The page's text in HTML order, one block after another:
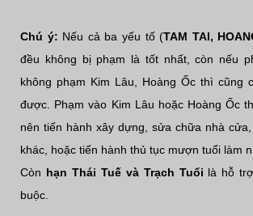
Chú ý: Nếu cả ba yếu tố (TAM TAI,
đều không bị phạm là tốt nhất, còn nếu
không phạm Kim Lâu, Hoàng Ốc thì cũng
được. Phạm vào Kim Lâu hoặc Hoàng Ốc
nên tiến hành xây dựng, sửa chữa nhà
khác, hoặc tiến hành thủ tục mượn tuổi làm
Còn hạn Thái Tuế và Trạch Tuổi là hỗ
buộc.